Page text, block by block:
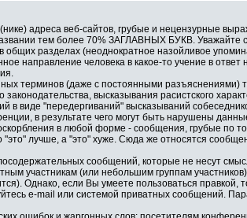
адреса веб-сайтов, грубые и нецензурные
тем более 70% ЗАГЛАВНЫХ БУКВ. Уважайте
общих разделах (неоднократное назойливое
направление человека в какое-то учение в
терминов (даже с постоянными разъяснениями)
высказывания расистского
в виде "передергиваний" высказываний
в результате чего могут быть нарушены
в любой форме - сообщения, грубые по
"это" лучше, а "это" хуже. Сюда же относятся
сообщений, которые не несут
участникам (или небольшим группам
Однако, если Вы умеете пользоваться правкой,
e-mail или системой приватных сообщений.